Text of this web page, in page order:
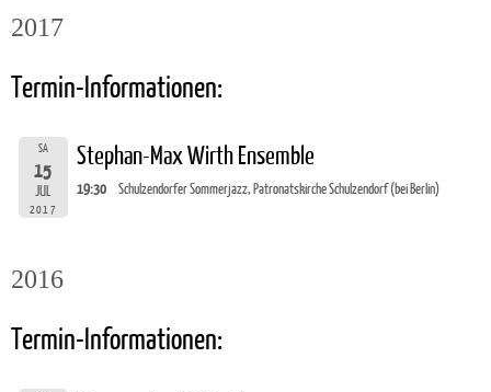
2017
Termin-Informationen:
SA
15
JUL
2017
Stephan-Max Wirth Ensemble
19:30 Schulzendorfer Sommerjazz, Patronatskirche Schulzendorf (bei Berlin)
2016
Termin-Informationen: